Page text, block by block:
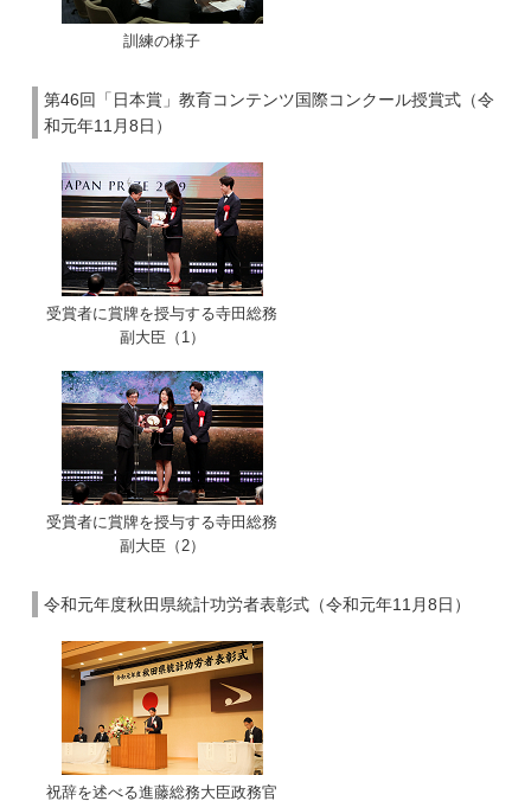
訓練の様子
第46回「日本賞」教育コンテンツ国際コンクール授賞式（令
和元年11月8日）
受賞者に賞牌を授与する寺田総務
副大臣（1）
受賞者に賞牌を授与する寺田総務
副大臣（2）
令和元年度秋田県統計功労者表彰式（令和元年11月8日）
祝辞を述べる進藤総務大臣政務官